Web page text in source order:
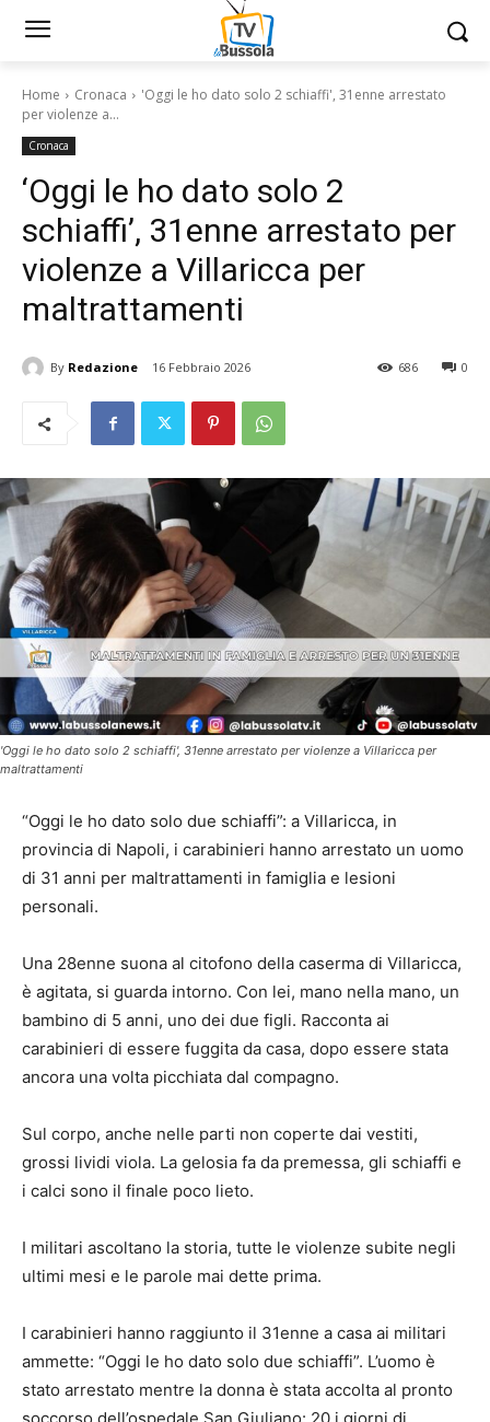
Home Cronaca
'Oggi le ho dato solo 2 schiaffi', 31enne arrestato
per violenze a...
Cronaca
‘Oggi le ho dato solo 2
schiaffi’, 31enne arrestato per
violenze a Villaricca per
maltrattamenti
By Redazione 16 Febbraio 2026 0
686
'Oggi le ho dato solo 2 schiaffi', 31enne arrestato per violenze a Villaricca per
maltrattamenti
“Oggi le ho dato solo due schiaffi”: a Villaricca, in
provincia di Napoli, i carabinieri hanno arrestato un uomo
di 31 anni per maltrattamenti in famiglia e lesioni
personali.
Una 28enne suona al citofono della caserma di Villaricca,
è agitata, si guarda intorno. Con lei, mano nella mano, un
bambino di 5 anni, uno dei due figli. Racconta ai
carabinieri di essere fuggita da casa, dopo essere stata
ancora una volta picchiata dal compagno.
Sul corpo, anche nelle parti non coperte dai vestiti,
grossi lividi viola. La gelosia fa da premessa, gli schiaffi e
i calci sono il finale poco lieto.
I militari ascoltano la storia, tutte le violenze subite negli
ultimi mesi e le parole mai dette prima.
I carabinieri hanno raggiunto il 31enne a casa ai militari
ammette: “Oggi le ho dato solo due schiaffi”. L’uomo è
stato arrestato mentre la donna è stata accolta al pronto